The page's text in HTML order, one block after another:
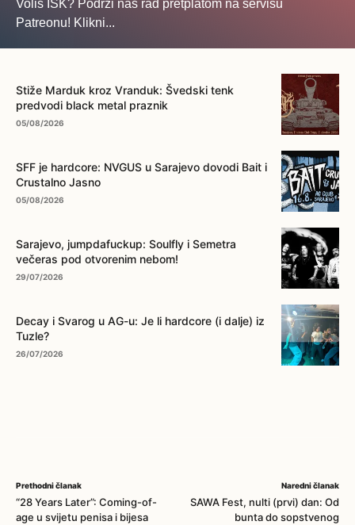
Voliš ISK? Podrži naš rad pretplatom na servisu
Patreonu! Klikni...
Stiže Marduk kroz Vranduk: Švedski tenk
predvodi black metal praznik
05/08/2026
SFF je hardcore: NVGUS u Sarajevo dovodi Bait i
Crustalno Jasno
05/08/2026
Sarajevo, jumpdafuckup: Soulfly i Semetra
večeras pod otvorenim nebom!
29/07/2026
Decay i Svarog u AG-u: Je li hardcore (i dalje) iz
Tuzle?
26/07/2026
Prethodni članak
“28 Years Later”: Coming-of-
age u svijetu penisa i bijesa
Naredni članak
SAWA Fest, nulti (prvi) dan: Od
bunta do sopstvenog